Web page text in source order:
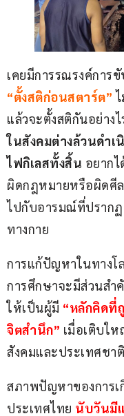
เคยมีการรณรงค์การ
“ตั้งสติก่อนสตาร์ต”
แล้วจะตั้งสติกันอย่าง
ในสังคมต่างล้วนดำ
ไฟกิเลสทั้งสิ้น​ อยาก
ผิดกฎหมายหรือผิดศีล
ไปกับอารมณ์ที่ปรากฏ
ทางกาย
การแก้ปัญหาในทาง
การศึกษาจะมีส่วนสำ
ให้เป็นผู้มี “หลักคิดที่
จิตสำนึก” เมื่อเติบใ
สังคมและประเทศชาติ
สภาพปัญหาของการ
ประเทศไทย นับวันมี